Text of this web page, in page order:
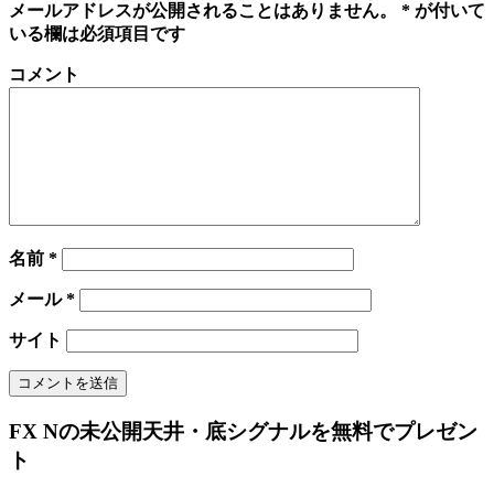
メールアドレスが公開されることはありません。 * が付いて
いる欄は必須項目です
コメント
名前 *
メール*
サイト
FX Nの未公開天井・底シグナルを無料でプレゼン
ト